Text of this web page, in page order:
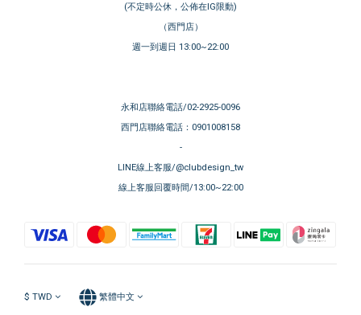
(不定時公休，公佈在IG限動)
（西門店）
週一到週日 13:00~22:00
永和店聯絡電話/02-2925-0096
西門店聯絡電話：0901008158
-
LINE線上客服/@clubdesign_tw
線上客服回覆時間/13:00~22:00
$ TWD 繁體中文